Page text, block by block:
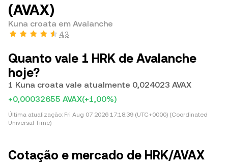
(AVAX)
Kuna croata em Avalanche
4,3
Quanto vale 1 HRK de Avalanche
hoje?
1 Kuna croata vale atualmente 0,024023 AVAX
+0,00032655 AVAX(+1,00%)
Última atualização: Fri Aug 07 2026 17:18:39 (UTC+0000) (Coordinated
Universal Time)
Cotação e mercado de HRK/AVAX